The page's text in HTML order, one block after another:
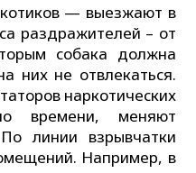
— выезжают в
раздражителей – от
собака должна
них не отвлекаться.
наркотических
времени, меняют
линии взрывчатки
Например, в